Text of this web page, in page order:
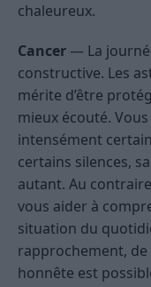
chaleureux.
Cancer — La
constructive. Les
mérite d’être
mieux écouté.
intensément
certains silences,
autant. Au
vous aider à
situation du
rapprochement,
honnête est